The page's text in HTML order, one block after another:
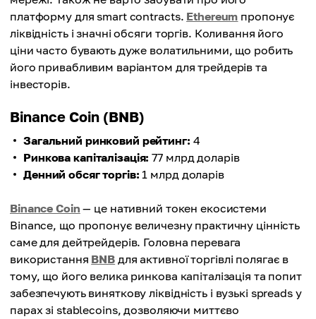
платформу для smart contracts. Ethereum пропонує
ліквідність і значні обсяги торгів. Коливання його
ціни часто бувають дуже волатильними, що робить
його привабливим варіантом для трейдерів та
інвесторів.
Binance Coin (BNB)
Загальний ринковий рейтинг: 4
Ринкова капіталізація: 77 млрд доларів
Денний обсяг торгів: 1 млрд доларів
Binance Coin — це нативний токен екосистеми
Binance, що пропонує величезну практичну цінність
саме для дейтрейдерів. Головна перевага
використання BNB для активної торгівлі полягає в
тому, що його велика ринкова капіталізація та попит
забезпечують виняткову ліквідність і вузькі spreads у
парах зі stablecoins, дозволяючи миттєво